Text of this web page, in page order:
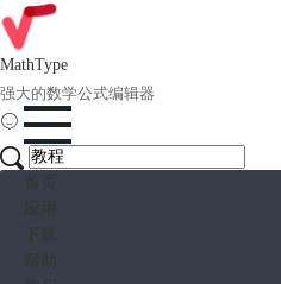
MathType
强大的数学公式编辑器